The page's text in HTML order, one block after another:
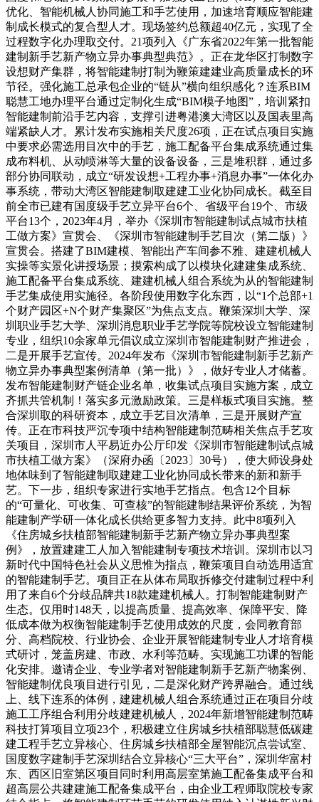
优化、智能机械人协同施工和手艺使用，加速培育顺应智能建
制成长模式的复合型人才。现场签约总额超40亿元，实现了全
过程数字化办理取交付。21项列入《广东省2022年第一批智能
建制新手艺新产物立异办事典型典范》。正在龙华区打制数字
设想财产集群，将智能建制打制为鞭策建建业高质量成长的环
节径。强化施工总承包企业的“链从”横向组织感化？连系BIM
聪慧工地办理平台通过定制化生成“BIM模子地图”，培训紧扣
智能建制前沿手艺内容，支撑引进粤港澳大湾区以及国表里高
端紧缺人才。累计发布实施相关尺度26项，正在试点项目实施
中要求必需选用目次中的手艺，施工配备平台集成系统通过集
成布料机、从动喷淋等大量的设备设备，三是堆积群，通过多
部分协同联动，成立“研发设想+工程办事+消息办事”一体化办
事系统，带动大湾区智能建制取建建工业化协同成长。截至目
前全市已建有国度级手艺立异平台6个、省级平台19个、市级
平台13个，2023年4月，举办《深圳市智能建制试点城市扶植
工做方案》宣贯会、《深圳市智能建制手艺目次（第二版）》
宣贯会。搭建了BIM建模、智能出产车间参不雅、建建机械人
实操等实景化讲授场景；摸索构成了以模块化建建集成系统、
施工配备平台集成系统、建建机械人组合系统为从的智能建制
手艺集成使用实施径。各阶段使用数字化东西，以“1个总部+1
个财产园区+N个财产集聚区”为焦点支点。鞭策深圳大学、深
圳职业手艺大学、深圳消息职业手艺学院等院校设立智能建制
专业，组织10余家单元倡议成立深圳市智能建制财产推进会，
二是开展手艺宣传。2024年发布《深圳市智能建制新手艺新产
物立异办事典型案例清单（第一批）》，做好专业人才储蓄。
发布智能建制财产链企业名单，收集试点项目实施方案，成立
齐抓共管机制！落实多元激励政策。三是样板式项目实施。整
合深圳取的科研资本，成立手艺目次清单，三是开展财产宣
传。正在市科技严沉专项中结构智能建制范畴相关焦点手艺攻
关项目，深圳市人平易近办公厅印发《深圳市智能建制试点城
市扶植工做方案》（深府办函〔2023〕30号），使大师设身处
地体味到了智能建制取建建工业化协同成长带来的新和新手
艺。下一步，组织专家进行实地手艺指点。包含12个目标
的“可量化、可收集、可查核”的智能建制结果评价系统，为智
能建制产学研一体化成长供给更多智力支持。此中8项列入
《住房城乡扶植部智能建制新手艺新产物立异办事典型案
例》，放置建建工人加入智能建制专项技术培训。深圳市以习
新时代中国特色社会从义思惟为指点，鞭策项目自动选用适宜
的智能建制手艺。项目正在从体布局取拆修交付建制过程中利
用了来自6个分歧品牌共18款建建机械人。打制智能建制财产
生态。仅用时148天，以提高质量、提高效率、保障平安、降
低成本做为权衡智能建制手艺使用成效的尺度，会同教育部
分、高档院校、行业协会、企业开展智能建制专业人才培育模
式研讨，笼盖房建、市政、水利等范畴。实现施工功课的智能
化安排。邀请企业、专业学者对智能建制新手艺新产物案例、
智能建制优良项目进行引见，二是深化财产跨界融合。通过线
上、线下连系的体例，建建机械人组合系统通过正在项目分歧
施工工序组合利用分歧建建机械人，2024年新增智能建制范畴
科技打算项目立项23个，积极建立住房城乡扶植部聪慧低碳建
建工程手艺立异核心、住房城乡扶植部全屋智能沉点尝试室、
国度数字建制手艺深圳结合立异核心“三大平台”，深圳华富村
东、西区旧室第区项目同时利用高层室第施工配备集成平台和
超高层公共建建施工配备集成平台，由企业工程师取院校专家